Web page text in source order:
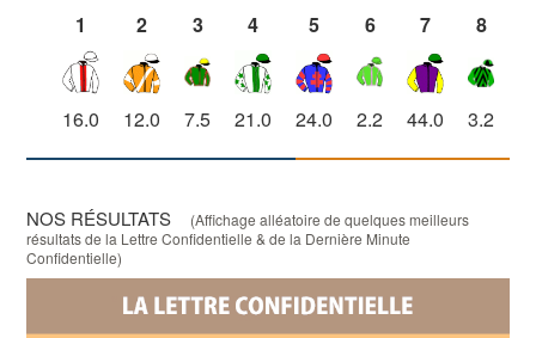
1 2 3 4 5 6 7 8
16.0 12.0 7.5 21.0 24.0 2.2 44.0 3.2
NOS RÉSULTATS
(Affichage alléatoire de quelques meilleurs
résultats de la Lettre Confidentielle & de la Dernière Minute
Confidentielle)